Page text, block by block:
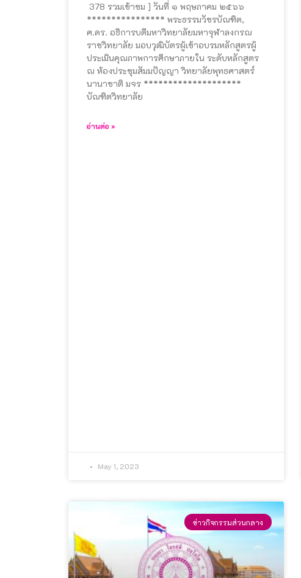
378 รวมเข้าชม ] วันที่ ๑ พฤษภาคม ๒๕๖๖
**************** พระธรรมวัชรบัณฑิต,
ศ.ดร. อธิการบดีมหาวิทยาลัยมหาจุฬาลงกรณ
ราชวิทยาลัย มอบวุฒิบัตรผู้เข้าอบรมหลักสูตรผู้
ประเมินคุณภาพการศึกษาภายใน ระดับหลักสูตร
ณ ห้องประชุมสัมมปัญญา วิทยาลัยพุทธศาสตร์
นานาชาติ มจร ********************
บัณฑิตวิทยาลัย
อ่านต่อ »
May 1, 2023
ข่าวกิจกรรมส่วนกลาง